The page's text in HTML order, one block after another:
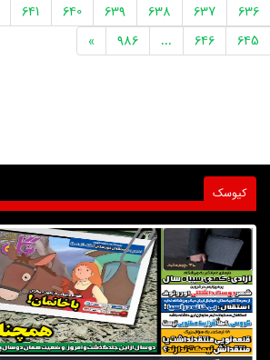
636
637
638
639
640
641
645
646
...
986
»
کیوسک